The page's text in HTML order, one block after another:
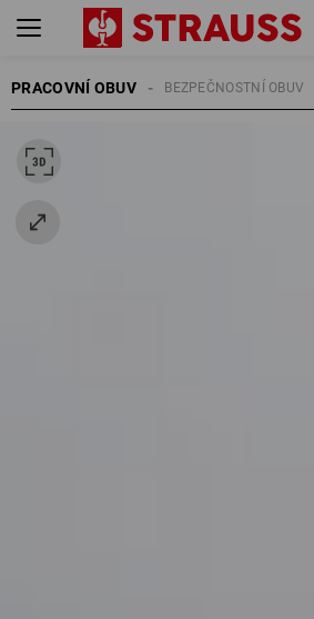
PRACOVNÍ OBUV BEZPEČNOSTNÍ OBUV